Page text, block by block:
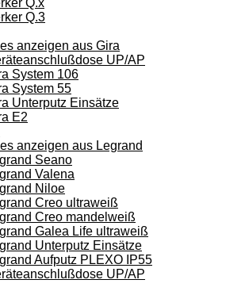
Q.x
Q.3
anzeigen aus Gira
UP/AP
System 106
System 55
Unterputz Einsätze
E2
anzeigen aus Legrand
Seano
Valena
Niloe
Creo ultraweiß
Creo mandelweiß
Galea Life ultraweiß
Unterputz Einsätze
Aufputz PLEXO IP55
UP/AP